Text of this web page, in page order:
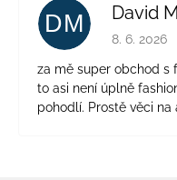
DM David
8. 6. 2026
za mě super obchod s
to asi není úplně
pohodlí. Prostě věci na